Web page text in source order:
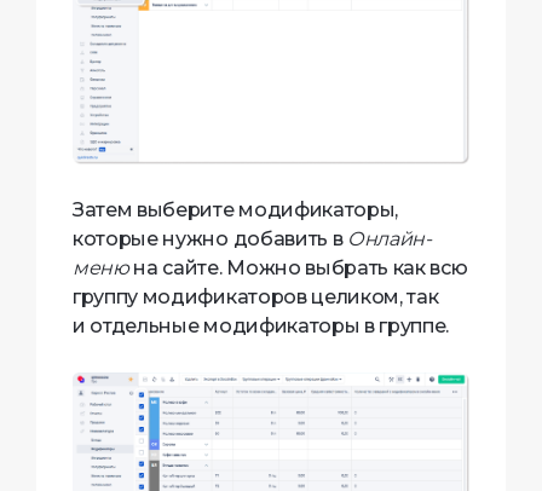
Затем выберите модификаторы,
которые нужно добавить в Онлайн-
менюна сайте. Можно выбрать как всю
группу модификаторов целиком, так
и отдельные модификаторы в группе.